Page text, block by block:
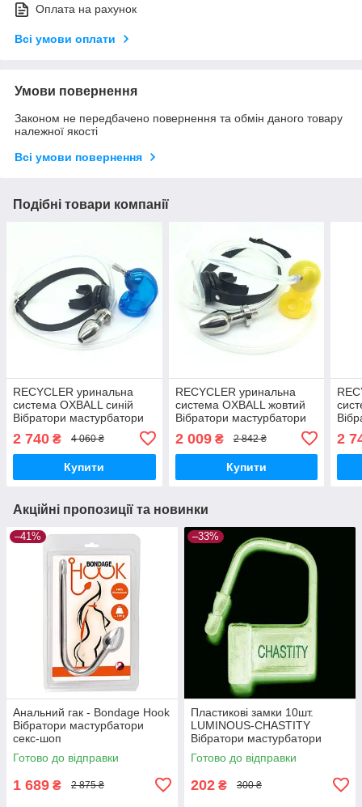
Оплата на рахунок
Всі умови оплати
Умови повернення
Законом не передбачено повернення та обмін даного товару
належної якості
Всі умови повернення
Подібні товари компанії
RECYCLER уринальна
система OXBALL синій
Вібратори мастурбатори
2 740 ₴ 4 060 ₴
Купити
RECYCLER уринальна
система OXBALL жовтий
Вібратори мастурбатори
2 009₴ 2 842 ₴
Купити
2
Акційні пропозиції та новинки
–41%
Анальний гак - Bondage Hook
Вібратори мастурбатори
секс-шоп
Готово до відправки
1 689 ₴ 2 875 ₴
–33%
Пластикові замки 10шт.
LUMINOUS-CHASTITY
Вібратори мастурбатори
секс-шоп
Готово до відправки
202 ₴ 300 ₴